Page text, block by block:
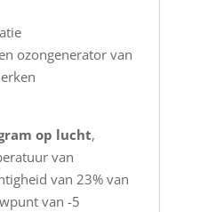
ozongenerator van
op lucht,
van
van 23% van
van -5